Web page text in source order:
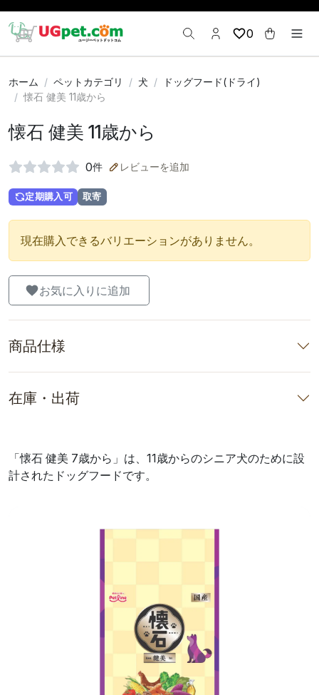
0
ホーム ペットカテゴリ 犬
ドッグフード(ドライ)
懐石 健美 11歳から
懐石 健美 11歳から
0件 レビューを追加
定期購入可 取寄
現在購入できるバリエーションがありません。
お気に入りに追加
商品仕様
在庫・出荷
「懐石 健美 7歳から」は、11歳からのシニア犬のために設
計されたドッグフードです。